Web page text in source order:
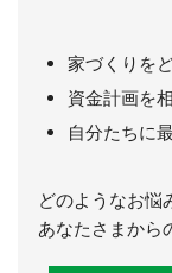
家づくりを
資金計画を
自分たちに
どのようなお悩
あなたさまから